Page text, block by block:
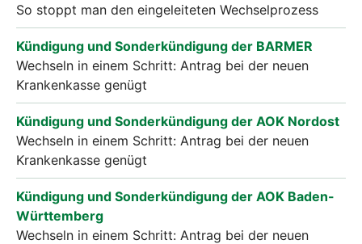
So stoppt man den eingeleiteten Wechselprozess
Kündigung und Sonderkündigung der BARMER
Wechseln in einem Schritt: Antrag bei der neuen
Krankenkasse genügt
Kündigung und Sonderkündigung der AOK Nordost
Wechseln in einem Schritt: Antrag bei der neuen
Krankenkasse genügt
Kündigung und Sonderkündigung der AOK Baden-
Württemberg
Wechseln in einem Schritt: Antrag bei der neuen